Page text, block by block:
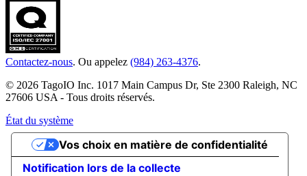
Contactez-nous. Ou appelez (984) 263-4376.
© 2026 TagoIO Inc. 1017 Main Campus Dr, Ste 2300 Raleigh, NC
27606 USA - Tous droits réservés.
État du système
Notification lors de la collecte
Vos choix en matière de confidentialité